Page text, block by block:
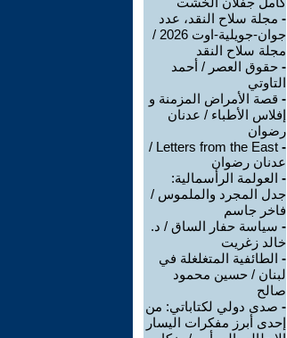
- مجلة سلاح النقد، عدد
جوان-جويلية-اوت 2026 /
مجلة سلاح النقد
- حقوق العصر / أحمد
التاوتي
- قصة الأمراض المزمنة و
إفلاس الأطباء / عدنان
رضوان
-
Letters from the East /
عدنان رضوان
- العولمة الرأسمالية:
جدل المجرد والملموس /
فاخر جاسم
- سياسة حفار الساق / د.
خالد زغريت
- الطائفية المتغلغلة في
لبنان / حسين محمود
صالح
- صدى دولي لكتاباتي: من
إحدى أبرز مفكرات اليسار